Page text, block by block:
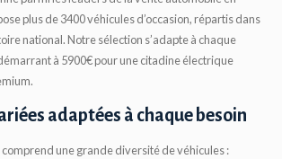
plus de 3400 véhicules d’occasion, répartis dans
national. Notre sélection s’adapte à chaque
à 5900€ pour une citadine électrique
adaptées à chaque besoin
une grande diversité de véhicules :